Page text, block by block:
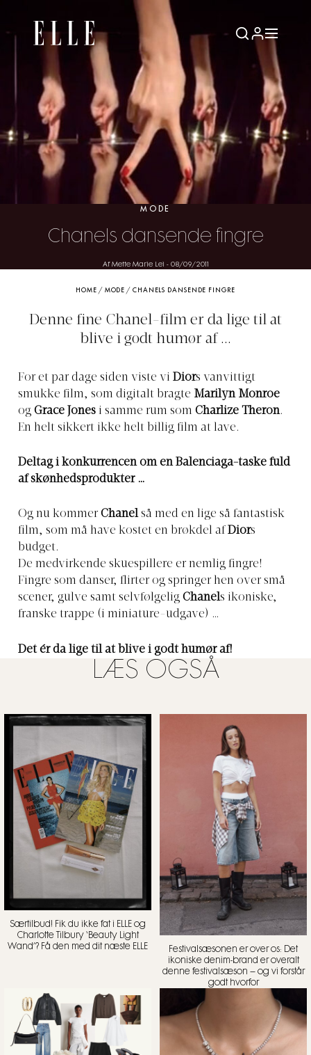
MODE
Chanels dansende fingre
Af Mette Marie Lei - 08/09/2011
HOME / MODE / CHANELS DANSENDE FINGRE
Denne fine Chanel-film er da lige til at
blive i godt humør af ...
For et par dage siden viste vi Diors vanvittigt
smukke film, som digitalt bragte Marilyn Monroe
og Grace Jones i samme rum som Charlize Theron.
En helt sikkert ikke helt billig film at lave.
Deltag i konkurrencen om en Balenciaga-taske fuld
af skønhedsprodukter …
Og nu kommer Chanelså med en lige så fantastisk
film, som må have kostet en brøkdel af Diors
budget.
De medvirkende skuespillere er nemlig fingre!
Fingre som danser, flirter og springer hen over små
scener, gulve samt selvfølgelig Chanels ikoniske,
franske trappe (i miniature-udgave) …
Det ér da lige til at blive i godt humør af!
LÆS OGSÅ
Særtilbud! Fik du ikke fat i ELLE og
Charlotte Tilbury ‘Beauty Light
Wand’? Få den med dit næste ELLE
Festivalsæsonen er over os: Det
ikoniske denim-brand er overalt
denne festivalsæson – og vi forstår
godt hvorfor